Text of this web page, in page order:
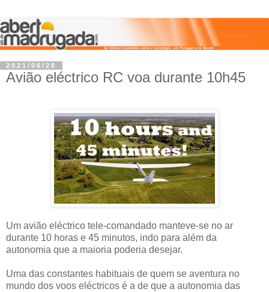
2021/06/28
Avião eléctrico RC voa durante 10h45
Um avião eléctrico tele-comandado manteve-se no ar
durante 10 horas e 45 minutos, indo para além da
autonomia que a maioria poderia desejar.
Uma das constantes habituais de quem se aventura no
mundo dos voos eléctricos é a de que a autonomia das